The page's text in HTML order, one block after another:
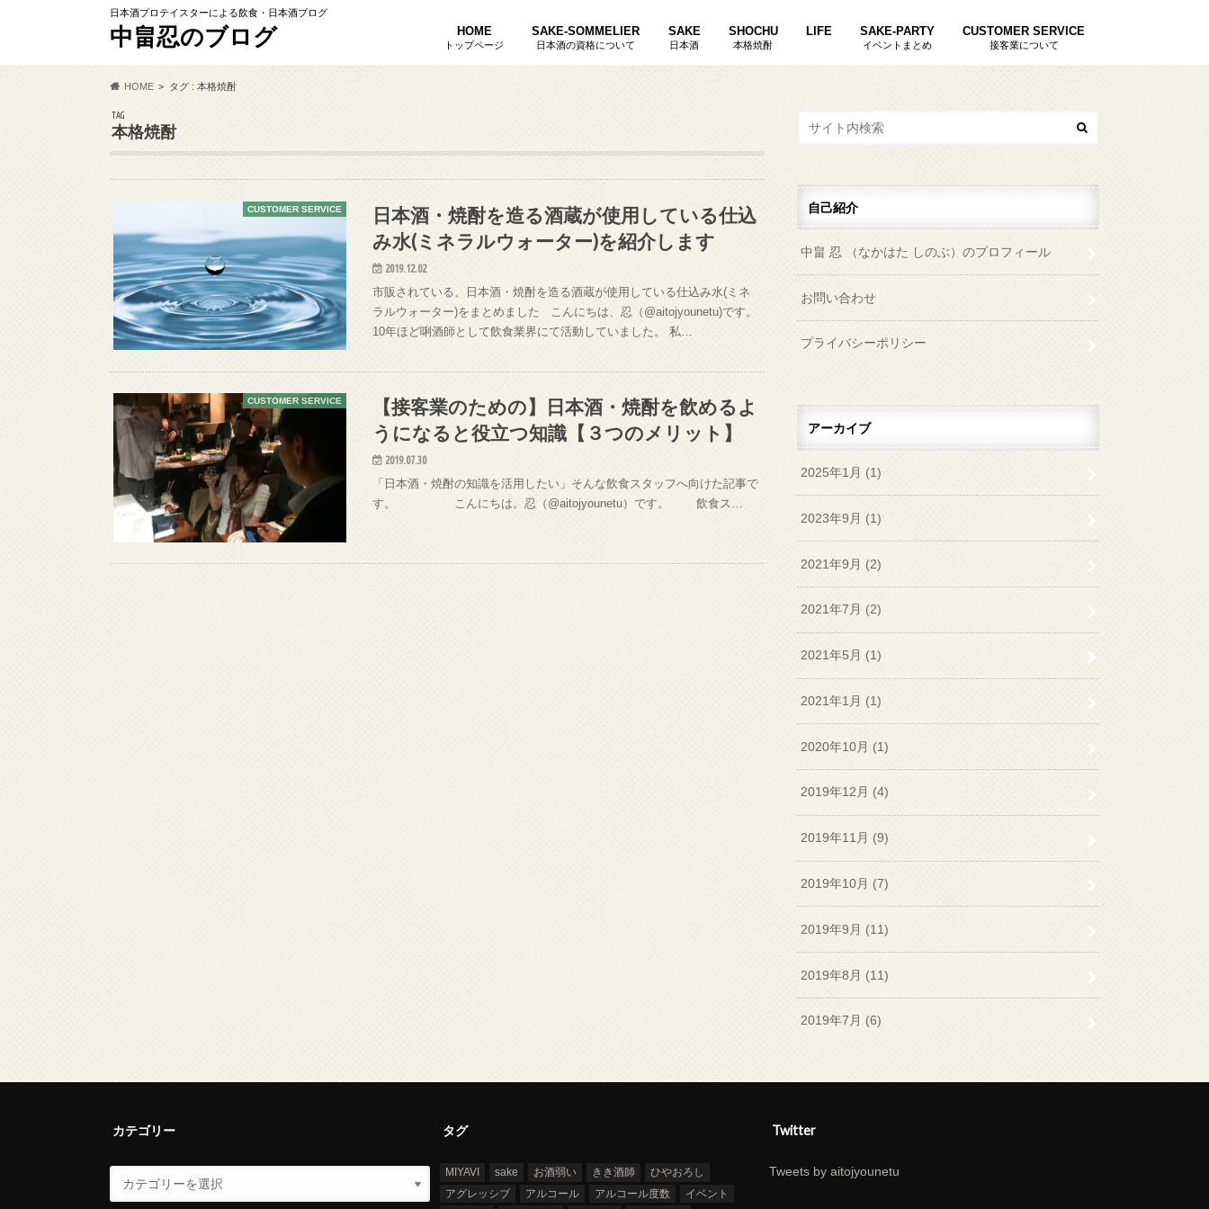
日本酒プロテイスターによる飲食・日本酒ブログ
中畠忍のブログ HOME
トップページ
SAKE-SOMMELIER
日本酒の資格について
SAKE
日本酒
SHOCHU
本格焼酎
LIFE SAKE-PARTY
イベントまとめ
CUSTOMER SERVICE
接客業について
HOME タグ : 本格焼酎
TAG
本格焼酎
CUSTOMER SERVICE
日本酒・焼酎を造る酒蔵が使用している仕込
み水(ミネラルウォーター)を紹介します
2019.12.02
市販されている、日本酒・焼酎を造る酒蔵が使用している仕込み水(ミネ
ラルウォーター)をまとめました こんにちは、忍（@aitojyounetu)です。
10年ほど唎酒師として飲食業界にて活動していました。 私…
CUSTOMER SERVICE
【接客業のための】日本酒・焼酎を飲めるよ
うになると役立つ知識【３つのメリット】
2019.07.30
「日本酒・焼酎の知識を活用したい」そんな飲食スタッフへ向けた記事で
す。 こんにちは。忍（@aitojyounetu）です。 飲食ス…
自己紹介
中畠 忍 （なかはた しのぶ）のプロフィール
お問い合わせ
プライバシーポリシー
アーカイブ
2025年1月 (1)
2023年9月 (1)
2021年9月 (2)
2021年7月 (2)
2021年5月 (1)
2021年1月 (1)
2020年10月 (1)
2019年12月 (4)
2019年11月 (9)
2019年10月 (7)
2019年9月 (11)
2019年8月 (11)
2019年7月 (6)
カテゴリー タグ
MIYAVI sake お酒弱い きき酒師
ひやおろし
アグレッシブ
アルコール アルコール度数
イベント
Twitter
Tweets by aitojyounetu